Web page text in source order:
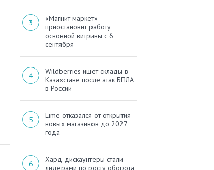
«Магнит маркет»
приостановит работу
основной витрины с 6
сентября
Wildberries ищет склады в
Казахстане после атак БПЛА
в России
Lime отказался от открытия
новых магазинов до 2027
года
Хард-дискаунтеры стали
лидерами по росту оборота